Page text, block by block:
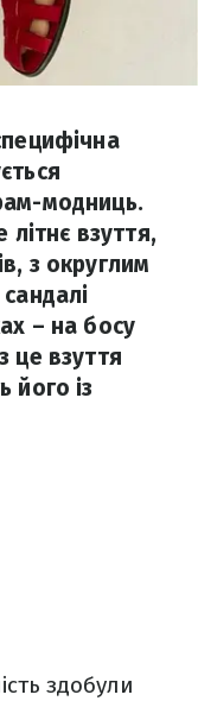
модниць.
літнє взуття,
з округлим
– на босу
це взуття
його із
здобули